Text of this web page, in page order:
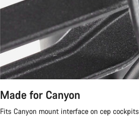
Made for Canyon
Fits Canyon mount interface on cep cockpits